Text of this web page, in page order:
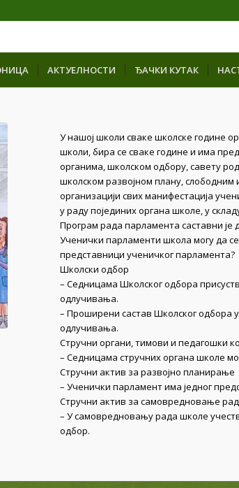
АКТУЕЛНОСТИ ЂАЧКИ КУТАК
У нашој школи сваке школске године
школи, бира се сваке године и има
органима, школском одбору, савету
школском развојном плану,
организацији свих манифестација
у раду појединих органа школе, у
Програм рада парламента саставни
Ученички парламенти школа могу да
представници ученичког парламента?
Школски одбор
– Седницама Школског одбора
одлучивања.
– Проширени састав Школског одбора
одлучивања.
Стручни органи, тимови и педагошки
– Седницама стручних органа школе
Стручни актив за развојно планирање
– Ученички парламент има једног
Стручни актив за самовредновање
– У самовредновању рада школе
одбор.